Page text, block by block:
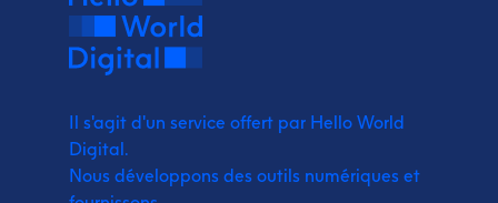
Il s'agit d'un service offert par Hello World
Digital.
Nous développons des outils numériques et